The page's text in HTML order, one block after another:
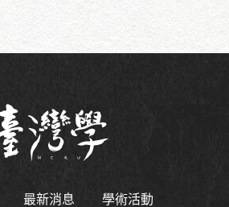
最新消息
學術活動